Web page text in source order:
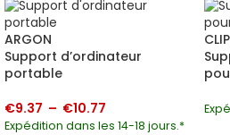
ARGON
Support d’ordinateur
portable
€9.37 – €10.77
Expédition dans les 14-18 jours.*